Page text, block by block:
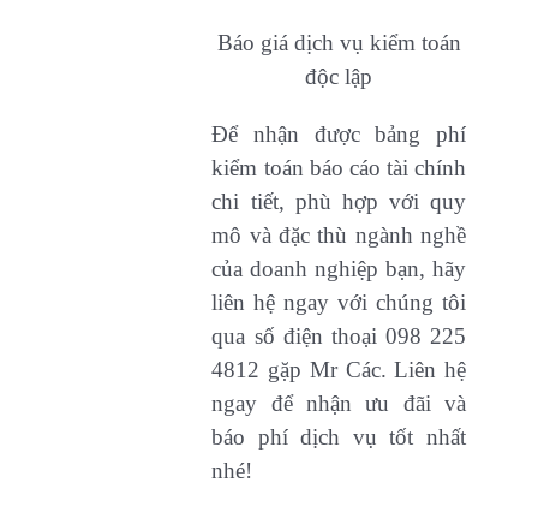
Báo giá dịch vụ kiểm toán
độc lập
Để nhận được bảng phí
kiểm toán báo cáo tài chính
chi tiết, phù hợp với quy
mô và đặc thù ngành nghề
của doanh nghiệp bạn, hãy
liên hệ ngay với chúng tôi
qua số điện thoại 098 225
4812 gặp Mr Các. Liên hệ
ngay để nhận ưu đãi và
báo phí dịch vụ tốt nhất
nhé!